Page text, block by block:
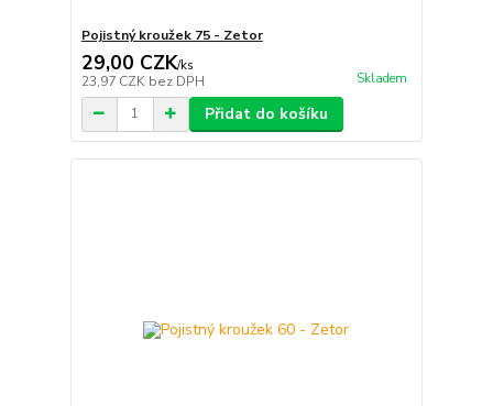
Pojistný kroužek 75 - Zetor
29,00 CZK/ks
23,97 CZK bez DPH Skladem
Přidat do košíku